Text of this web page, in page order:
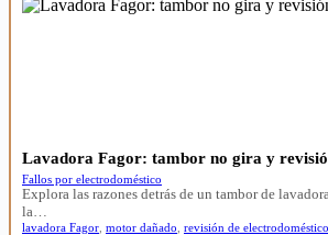
Lavadora Fagor: tambor no gira y
Fallos por electrodoméstico
Explora las razones detrás de un tambor de
la…
lavadora Fagor motor dañado revisión de